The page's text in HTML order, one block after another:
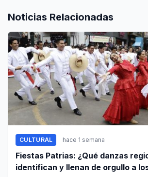
Noticias Relacionadas
CULTURAL hace 1 semana
Fiestas Patrias: ¿Qué danzas
identifican y llenan de orgullo a